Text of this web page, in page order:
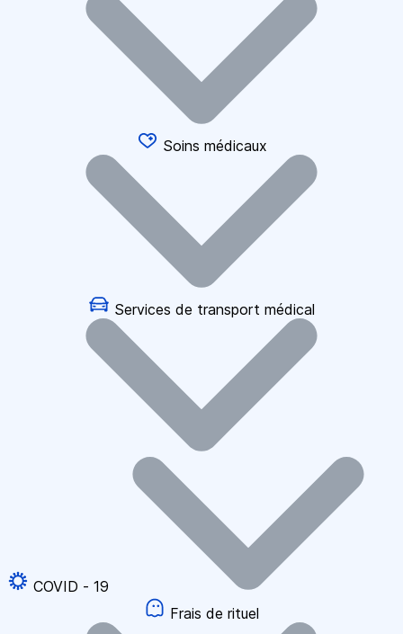
Soins médicaux
Services de transport médical
COVID - 19
Frais de rituel